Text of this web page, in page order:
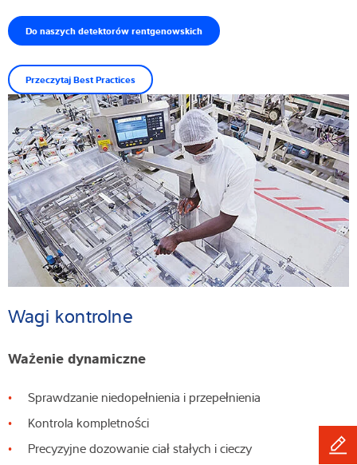
Do naszych detektorów rentgenowskich
Przeczytaj Best Practices
Wagi kontrolne
Ważenie dynamiczne
Sprawdzanie niedopełnienia i przepełnienia
Kontrola kompletności
Precyzyjne dozowanie ciał stałych i cieczy